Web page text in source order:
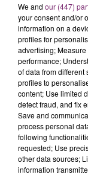
We and our (447)
your consent and/or
information on a
profiles for
advertising;
performance;
of data from
profiles to
content; Use limited
detect fraud, and fix
Save and
process personal
following
requested; Use
other data sources;
information